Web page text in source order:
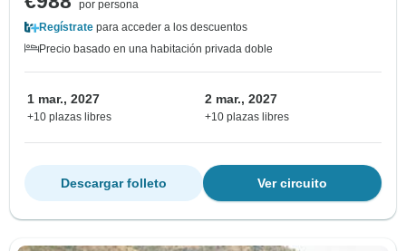
por persona
Regístrate para acceder a los descuentos
Precio basado en una habitación privada doble
1 mar., 2027
+10 plazas libres
2 mar., 2027
+10 plazas libres
Ver circuito
Descargar folleto